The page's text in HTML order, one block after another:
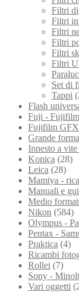
Filtri
Filtri
Filtri
Filtri
Filtri
Filtri
Set di
Tappi
Flash
Fuji - Fujifilm
Fujifilm GFX
Grande
Innesto a
Konica (28)
Leica (28)
Mamiya -
Manuali e
Medio
Nikon (584)
Olympus -
Pentax -
Praktica (4)
Ricambi
Rollei (7)
Sony -
Vari oggetti